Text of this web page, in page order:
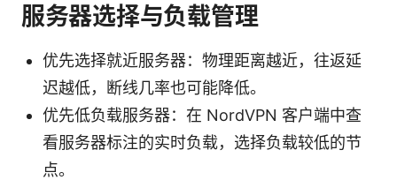
服务器选择与负载管理
优先选择就近服务器：物理距离越近，往返延
迟越低，断线几率也可能降低。
优先低负载服务器：在 NordVPN 客户端中查
看服务器标注的实时负载，选择负载较低的节
点。